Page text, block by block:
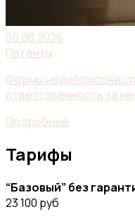
05.08.2026
Патенты
Формы
ответственность за
Подробнее
Тарифы
“Базовый” без
23 100 руб